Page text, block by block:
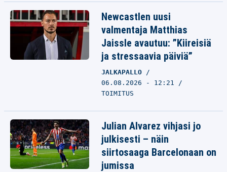
Newcastlen uusi
valmentaja Matthias
Jaissle avautuu: ”Kiireisiä
ja stressaavia päiviä”
JALKAPALLO
06.08.2026 - 12:21
TOIMITUS
Julian Alvarez vihjasi jo
julkisesti – näin
siirtosaaga Barcelonaan on
jumissa